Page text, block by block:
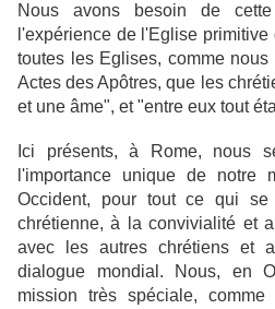
Nous avons besoin de
l'expérience de l'Eglise
toutes les Eglises, comme
Actes des Apôtres, que les
et une âme", et "entre eux tout
Ici présents, à Rome, nous
l'importance unique de notre
Occident, pour tout ce qui
chrétienne, à la convivialité et
avec les autres chrétiens et
dialogue mondial. Nous, en
mission très spéciale,